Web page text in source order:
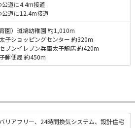
道に4.4m接道
道に12.4m接道
園）斑鳩幼稚園 約1,010m
子ショッピングセンター 約320m
ブンイレブン兵庫太子鵤店 約420m
郵便局 約450m
リアフリー、24時間換気システム、設計住宅